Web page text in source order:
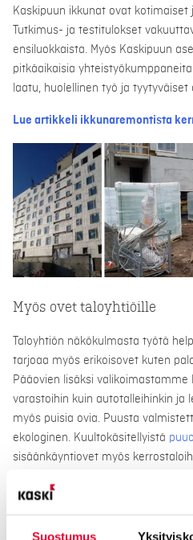
Suostumus
Kaskipuun ikkunat ovat kotimaiset
Tutkimus- ja testitulokset
ensiluokkaista. Myös Kaskipuun
pitkäaikaisia
laatu, huolellinen työ ja
Lue artikkeli ikkunaremontista
Myös ovet taloyhtiöille
Taloyhtiön näkökulmasta työtä
tarjoaa myös erikoisovet kuten
Pääovien lisäksi
varastoihin kuin autotalleihinkin ja
myös puisia ovia. Puusta
ekologinen. Kuultokäsitellyistä
sisäänkäyntiovet myös
Onko aihe ajankohtainen? Lataa